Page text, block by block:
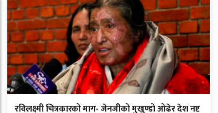
रविलक्ष्मी चित्रकारको माग- जेनजीको मुखुण्डो ओढेर देश नष्ट